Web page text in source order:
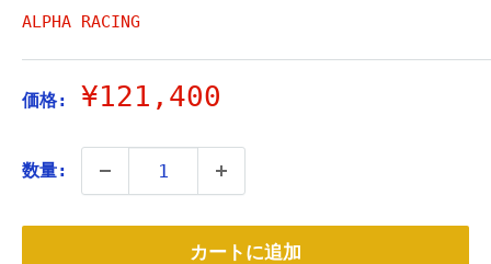
ALPHA RACING
価格:
販
価
格
¥121,400
数量:
カートに追加